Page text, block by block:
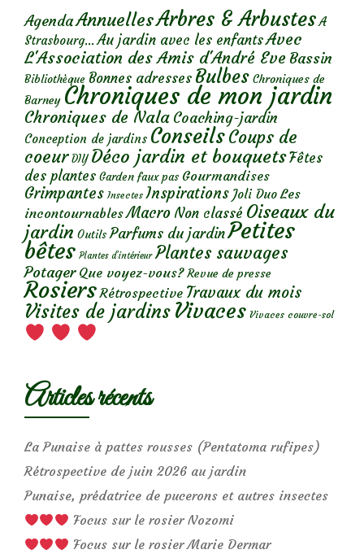
AgendaAnnuellesArbres & Arbustes A
Strasbourg... Au jardin avec les enfantsAvec
L'Association des Amis d'André Eve Bassin
Bibliothèque Bonnes adresses Bulbes Chroniques de
Barney Chroniques de mon jardin
Chroniques de Nala Coaching-jardin
Conception de jardins ConseilsCoups de
coeur DIY Déco jardin et bouquetsFêtes
des plantes Garden faux pas Gourmandises
Grimpantes Insectes Inspirations Joli Duo Les
incontournables Macro Non classé Oiseaux du
jardin Outils Parfums du jardinPetites
bêtes Plantes d’intérieur Plantes sauvages
Potager Que voyez-vous? Revue de presse
Rosiers Rétrospective Travaux du mois
Visites de jardins Vivaces Vivaces couvre-sol
Articles récents
La Punaise à pattes rousses (Pentatoma rufipes)
Rétrospective de juin 2026 au jardin
Punaise, prédatrice de pucerons et autres insectes
Focus sur le rosier Nozomi
Focus sur le rosier Marie Dermar